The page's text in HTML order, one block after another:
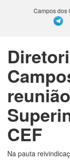
Campos dos
CEF
Na pauta